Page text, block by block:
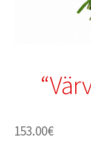
153.00€